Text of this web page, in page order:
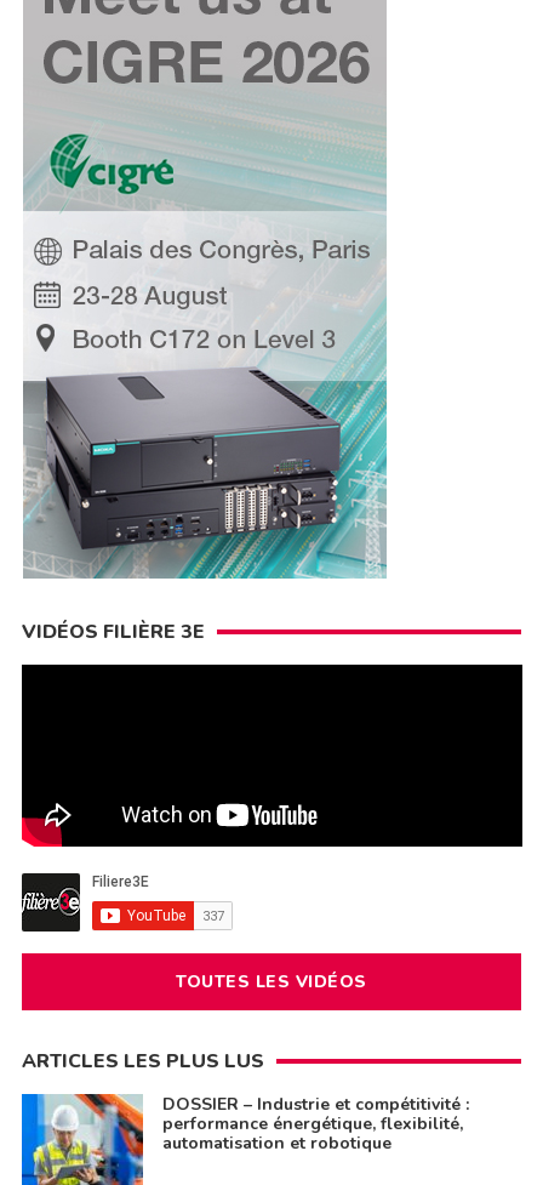
VIDÉOS FILIÈRE 3E
TOUTES LES VIDÉOS
ARTICLES LES PLUS LUS
DOSSIER – Industrie et compétitivité :
performance énergétique, flexibilité,
automatisation et robotique